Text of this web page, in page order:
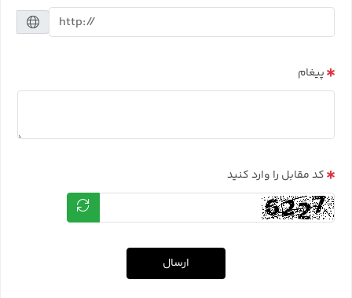
پیغام
کد مقابل را وارد کنید
ارسال